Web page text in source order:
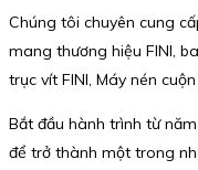
Chúng tôi chuyên cung
mang thương hiệu FINI,
trục vít FINI, Máy nén
Bắt đầu hành trình từ
để trở thành một trong